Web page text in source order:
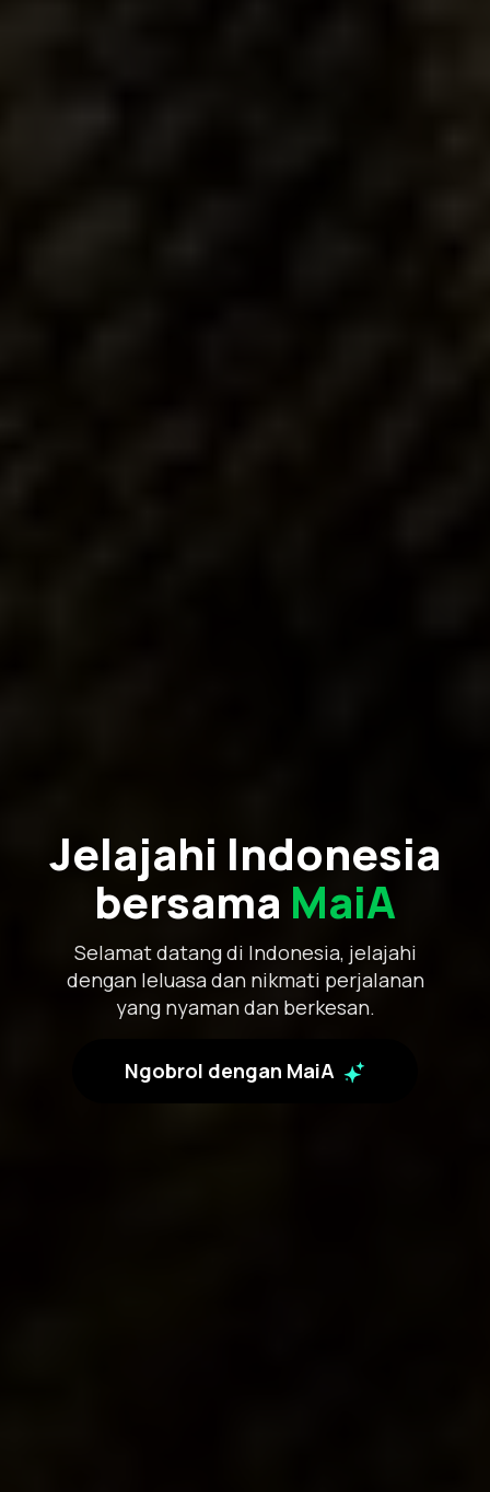
Jelajahi Indonesia
bersama MaiA
Selamat datang di Indonesia, jelajahi
dengan leluasa dan nikmati perjalanan
yang nyaman dan berkesan.
Ngobrol dengan MaiA